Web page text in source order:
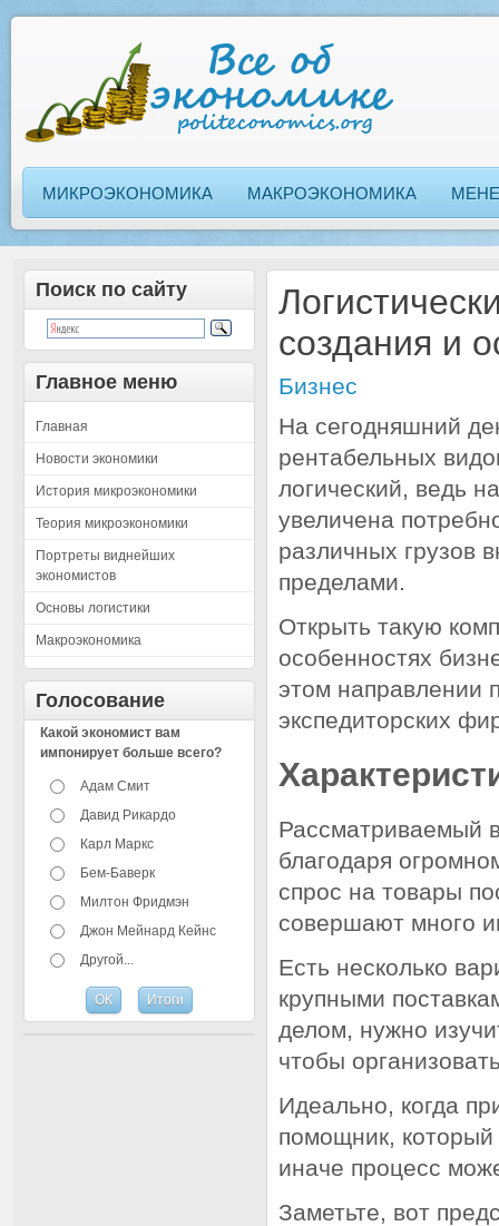
МИКРОЭКОНОМИКА МАКРОЭКОНОМИКА
Поиск по сайту
Главное меню
Главная
Новости экономики
История микроэкономики
Теория микроэкономики
Портреты виднейших
экономистов
Основы логистики
Макроэкономика
Голосование
Какой экономист вам
импонирует больше всего?
Адам Смит
Давид Рикардо
Карл Маркс
Бем-Баверк
Милтон Фридмэн
Джон Мейнард Кейнс
Другой...
создания и
Бизнес
На сегодняшний
рентабельных
логический, ведь
увеличена
различных грузов
пределами.
Открыть такую
особенностях
этом направлении
экспедиторских
Рассматриваемый
благодаря
спрос на товары
совершают много
Есть несколько
крупными
делом, нужно
чтобы
Идеально, когда
помощник,
иначе процесс
Заметьте, вот